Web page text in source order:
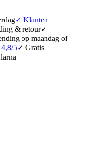
✓
of